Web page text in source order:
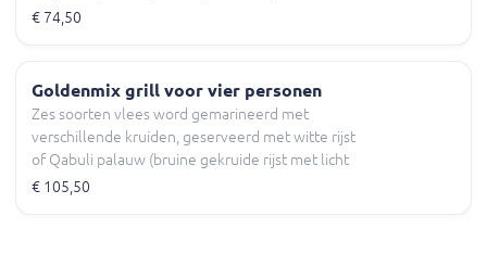
gebakken rozijnen, wortels en amandelschijfen)
€ 74,50
Goldenmix grill voor vier personen
Zes soorten vlees word gemarineerd met
verschillende kruiden, geserveerd met witte rijst
of Qabuli palauw (bruine gekruide rijst met licht
gebakken rozijnen, wortels en amandelschijfen)
€ 105,50